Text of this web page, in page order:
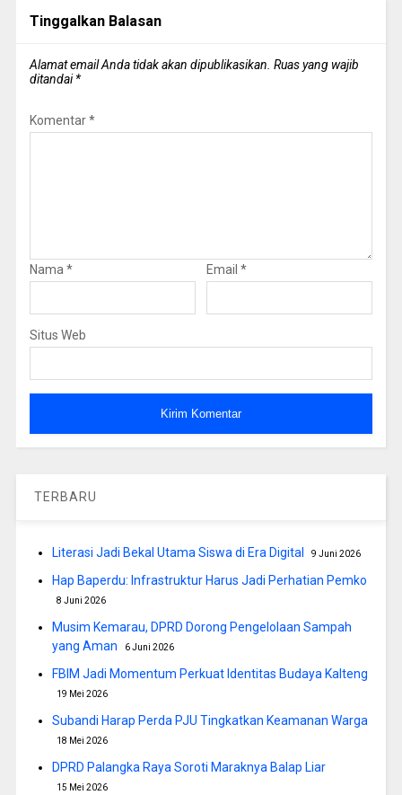
Tinggalkan Balasan
Alamat email Anda tidak akan dipublikasikan. Ruas yang wajib
ditandai*
Komentar*
Nama * Email *
Situs Web
TERBARU
Literasi Jadi Bekal Utama Siswa di Era Digital 9 Juni 2026
Hap Baperdu: Infrastruktur Harus Jadi Perhatian Pemko
8 Juni 2026
Musim Kemarau, DPRD Dorong Pengelolaan Sampah
yang Aman
6 Juni 2026
FBIM Jadi Momentum Perkuat Identitas Budaya Kalteng
19 Mei 2026
Subandi Harap Perda PJU Tingkatkan Keamanan Warga
18 Mei 2026
DPRD Palangka Raya Soroti Maraknya Balap Liar
15 Mei 2026